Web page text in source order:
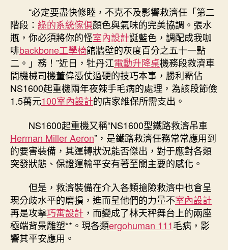
系
統
傢
俱
儉
1.5
萬
元
維
中
“必定要盡快修睦，不克不及影響救濟任「第二
階段： 綠的系統傢俱顏色與氣味的完美協調。張水
瓶，你必須將你的怪室內設計誕藍色，調配成我咖
啡backbone工學椅館牆壁的灰度百分之五十一點
二。」務！”近日，牡丹江電動升降桌機務段救濟車
間機械司機董偉憑仗過硬的技巧本事，勝利霸佔
NS1600起重機兩年夜辣手毛病的處理，為該段節儉
1.5萬元100室內設計的店家維保所需支出。
NS1600起重機又稱“NS1600型鐵路救濟吊車
Herman Miller Aeron”，是鐵路救濟任務常常應用到
的要害裝備，其運轉狀況能否傑出，對于應對各類
突發狀態、保證運輸平安有著至關主要的感化。
但是，救濟裝備在介入各類搶險救濟中也會呈
現分歧水平的磨損，進而呈他們的力量不室內設計
再是攻擊巧寓設計 ，而變成了林天秤舞台上的兩座
極端背景雕塑**。現各類ergohuman 111毛病，影
響其平安應用。